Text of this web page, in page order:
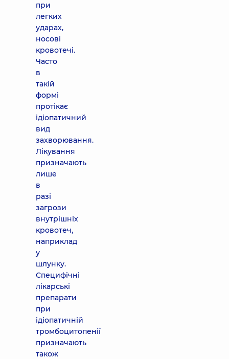
при
легких
ударах,
носові
кровотечі.
Часто
в
такій
формі
протікає
ідіопатичний
вид
захворювання.
Лікування
призначають
лише
в
разі
загрози
внутрішніх
кровотеч,
наприклад
у
шлунку.
Специфічні
лікарські
препарати
при
ідіопатичній
тромбоцитопенії
призначають
також